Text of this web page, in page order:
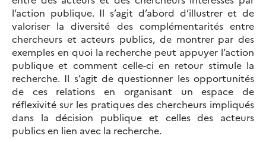
l’action publique. Il s’agit d’abord d’illustrer et de
valoriser la diversité des complémentarités entre
chercheurs et acteurs publics, de montrer par des
exemples en quoi la recherche peut appuyer l’action
publique et comment celle-ci en retour stimule la
recherche. Il s’agit de questionner les opportunités
de ces relations en organisant un espace de
réflexivité sur les pratiques des chercheurs impliqués
dans la décision publique et celles des acteurs
publics en lien avec la recherche.